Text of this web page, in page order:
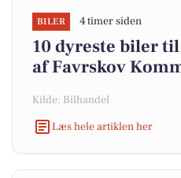
BILER 4 timer siden
10 dyreste biler
af Favrskov
Kilde: Bilhandel
Læs hele artiklen her